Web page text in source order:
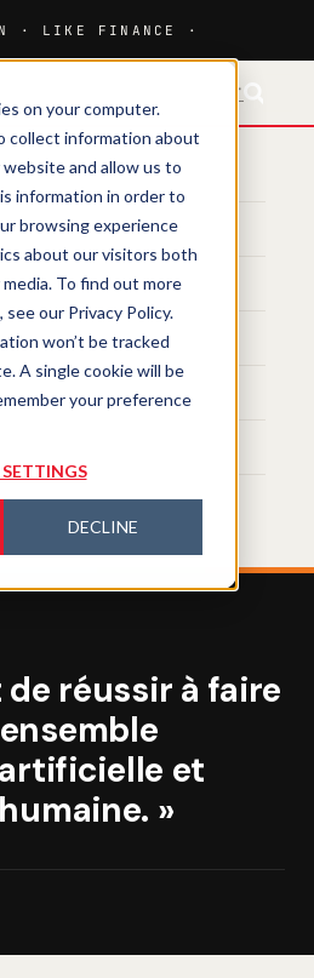
on your computer.
collect information about
and allow us to
information in order to
browsing experience
about our visitors both
To find out more
our Privacy Policy.
won’t be tracked
A single cookie will be
your preference
DECLINE
de réussir à faire
et
»